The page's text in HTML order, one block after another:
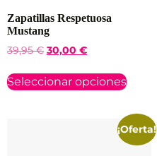
Zapatillas Respetuosa
Mustang
39,95€ 30,00 €
Seleccionar opciones
¡Oferta!